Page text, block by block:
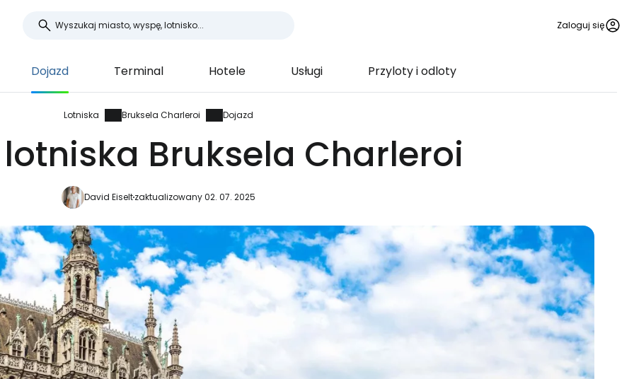
Zaloguj się
Dojazd Terminal Hotele Usługi Przyloty i odloty
Lotniska Bruksela Charleroi Dojazd
Bruksela Charleroi
David Eiseltzaktualizowany 02. 07. 2025